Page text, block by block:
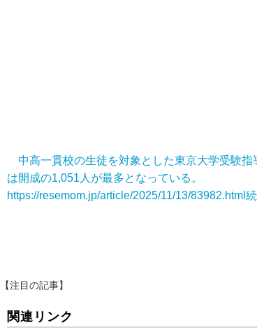
中高一貫校の生徒を対象とした東京大学受験指
は開成の1,051人が最多となっている。
https://resemom.jp/article/2025/11/13/83982.html
【注目の記事】
関連リンク